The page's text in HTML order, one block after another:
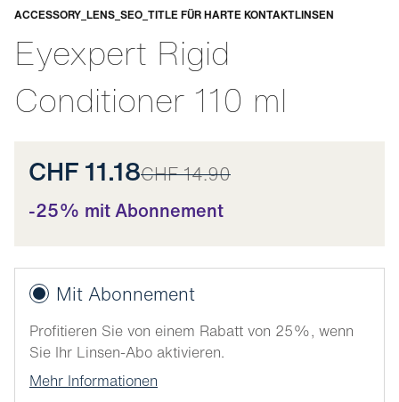
ACCESSORY_LENS_SEO_TITLE FÜR HARTE KONTAKTLINSEN
Eyexpert Rigid
Conditioner 110 ml
Anpassbar
CHF 11.18CHF 14.90
-25% mit Abonnement
Mit Abonnement
Profitieren Sie von einem Rabatt von 25%, wenn
Sie Ihr Linsen-Abo aktivieren.
Mehr Informationen